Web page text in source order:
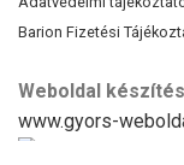
Barion Fizetési
Weboldal készítés
www.gyors-